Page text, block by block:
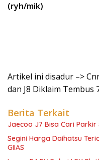
(ryh/mik)
Artikel ini disadur –>
dan J8 Diklaim Tembus
Berita Terkait
Jaecoo J7 Bisa Cari
Segini Harga Daihatsu
GIIAS